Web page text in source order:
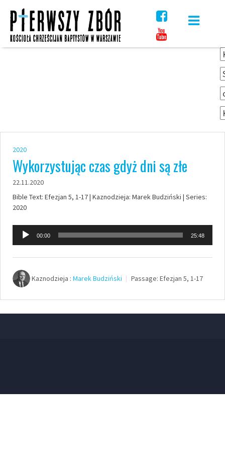
content
2020
Wykorzystując czas gdyż dni są złe
22.11.2020
Bible Text: Efezjan 5, 1-17 | Kaznodzieja: Marek Budziński | Series:
2020
Odtwarzacz
plików
dźwiękowych
00:00 25:48
Kaznodzieja : Marek Budziński Passage: Efezjan 5, 1-17